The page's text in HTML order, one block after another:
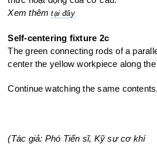
Xem thêmtại đây
Self-centering fixture 2c
The green connecting rods of a
center the yellow workpiece along
Continue watching the same contents,
(Tác giả: Phó Tiến sĩ, Kỹ sư cơ khí